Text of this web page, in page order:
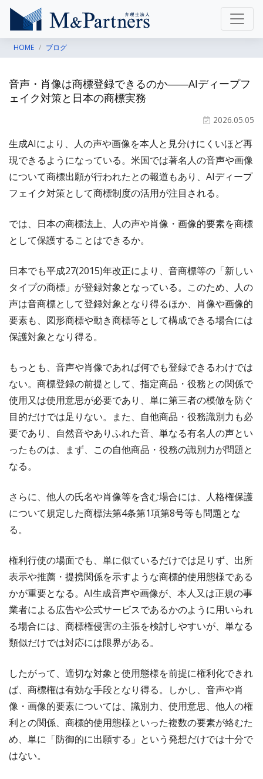
HOME ブログ
音声・肖像は商標登録できるのか――AIディープフ
ェイク対策と日本の商標実務
2026.05.05
生成AIにより、人の声や画像を本人と見分けにくいほど再
現できるようになっている。米国では著名人の音声や画像
について商標出願が行われたとの報道もあり、AIディープ
フェイク対策として商標制度の活用が注目される。
では、日本の商標法上、人の声や肖像・画像的要素を商標
として保護することはできるか。
日本でも平成27(2015)年改正により、音商標等の「新しい
タイプの商標」が登録対象となっている。このため、人の
声は音商標として登録対象となり得るほか、肖像や画像的
要素も、図形商標や動き商標等として構成できる場合には
保護対象となり得る。
もっとも、音声や肖像であれば何でも登録できるわけでは
ない。商標登録の前提として、指定商品・役務との関係で
使用又は使用意思が必要であり、単に第三者の模倣を防ぐ
目的だけでは足りない。また、自他商品・役務識別力も必
要であり、自然音やありふれた音、単なる有名人の声とい
ったものは、まず、この自他商品・役務の識別力が問題と
なる。
さらに、他人の氏名や肖像等を含む場合には、人格権保護
について規定した商標法第4条第1項第8号等も問題とな
る。
権利行使の場面でも、単に似ているだけでは足りず、出所
表示や推薦・提携関係を示すような商標的使用態様である
かが重要となる。AI生成音声や画像が、本人又は正規の事
業者による広告や公式サービスであるかのように用いられ
る場合には、商標権侵害の主張を検討しやすいが、単なる
類似だけでは対応には限界がある。
したがって、適切な対象と使用態様を前提に権利化できれ
ば、商標権は有効な手段となり得る。しかし、音声や肖
像・画像的要素については、識別力、使用意思、他人の権
利との関係、商標的使用態様といった複数の要素が絡むた
め、単に「防御的に出願する」という発想だけでは十分で
はない。